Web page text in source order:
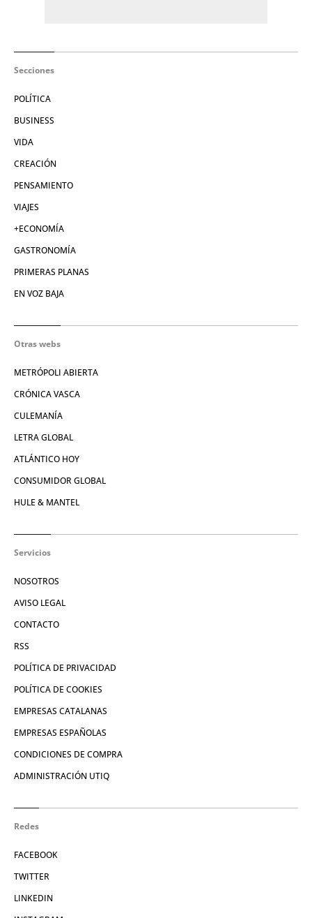
Secciones
POLÍTICA
BUSINESS
VIDA
CREACIÓN
PENSAMIENTO
VIAJES
+ECONOMÍA
GASTRONOMÍA
PRIMERAS PLANAS
EN VOZ BAJA
Otras webs
METRÓPOLI ABIERTA
CRÓNICA VASCA
CULEMANÍA
LETRA GLOBAL
ATLÁNTICO HOY
CONSUMIDOR GLOBAL
HULE & MANTEL
Servicios
NOSOTROS
AVISO LEGAL
CONTACTO
RSS
POLÍTICA DE PRIVACIDAD
POLÍTICA DE COOKIES
EMPRESAS CATALANAS
EMPRESAS ESPAÑOLAS
CONDICIONES DE COMPRA
ADMINISTRACIÓN UTIQ
Redes
FACEBOOK
TWITTER
LINKEDIN